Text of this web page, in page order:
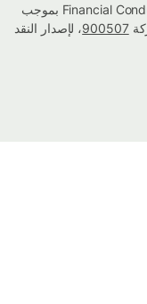
تم اعتماد شركة Wise بواسطة Financial Conduct Authority بموجب
900507، لإصدار النقد